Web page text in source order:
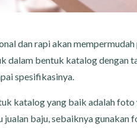
dan rapi akan
dalam bentuk katalog dengan
spesifikasinya.
katalog yang baik adalah
baju, sebaiknya